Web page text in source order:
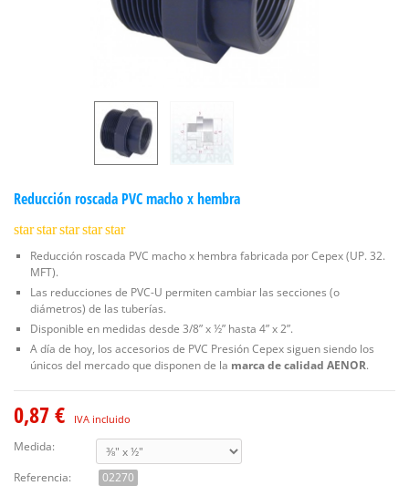
Reducción roscada PVC macho x hembra
starstarstarstarstar
Reducción roscada PVC macho x hembra fabricada por Cepex (UP. 32.
MFT).
Las reducciones de PVC-U permiten cambiar las secciones (o
diámetros) de las tuberías.
Disponible en medidas desde 3/8” x ½” hasta 4” x 2”.
A día de hoy, los accesorios de PVC Presión Cepex siguen siendo los
únicos del mercado que disponen de la marca de calidad AENOR.
0,87 € IVA incluido
Medida:
Referencia:
02270